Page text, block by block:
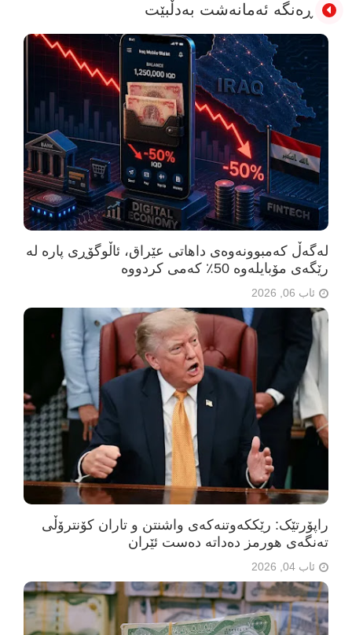
ڕەنگە ئەمانەشت بەدڵبێت
لەگەڵ کەمبوونەوەی داهاتی عێراق، ئاڵوگۆڕی پارە لە
رێگەی مۆبایلەوە 50٪ کەمی کردووە
ئاب 06, 2026
راپۆرتێک: رێککەوتنەکەی واشنتن و تاران کۆنترۆڵی
تەنگەی هورمز دەداتە دەست ئێران
ئاب 04, 2026